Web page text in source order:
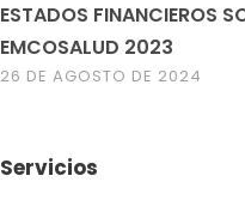
ESTADOS FINANCIEROS
EMCOSALUD 2023
26 DE AGOSTO DE 2024
Servicios